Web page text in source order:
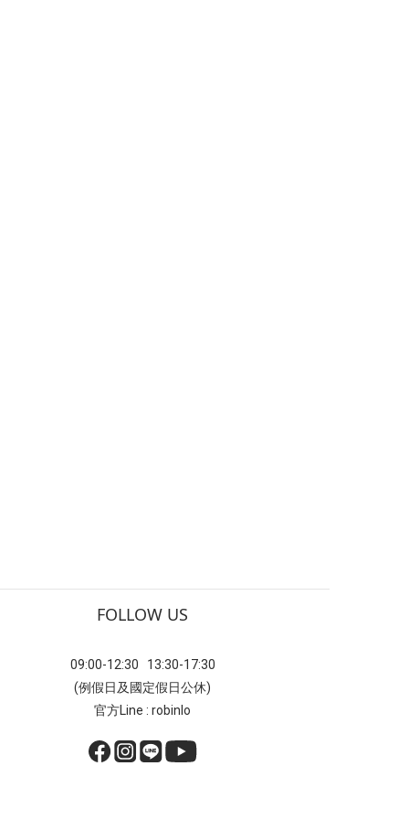
FOLLOW US
09:00-12:30 13:30-17:30
(例假日及國定假日公休)
官方Line : robinlo